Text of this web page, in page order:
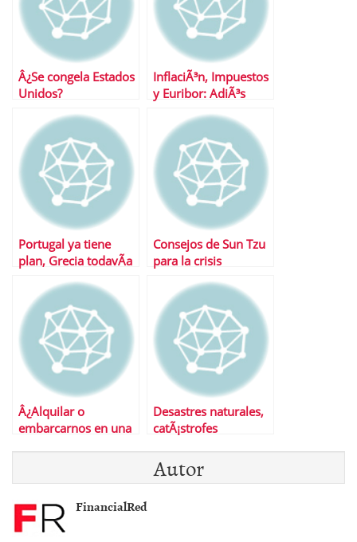
Â¿Se congela Estados
Unidos?
InflaciÃ³n, Impuestos
y Euribor: AdiÃ³s
Portugal ya tiene
plan, Grecia todavÃ­a
Consejos de Sun Tzu
para la crisis
Â¿Alquilar o
embarcarnos en una
Desastres naturales,
catÃ¡strofes
Autor
FinancialRed